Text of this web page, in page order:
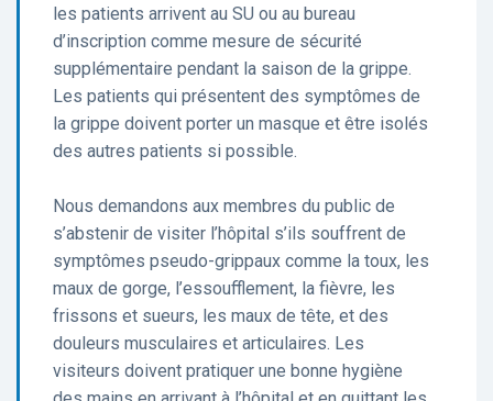
les patients arrivent au SU ou au bureau
d’inscription comme mesure de sécurité
supplémentaire pendant la saison de la grippe.
Les patients qui présentent des symptômes de
la grippe doivent porter un masque et être isolés
des autres patients si possible.
Nous demandons aux membres du public de
s’abstenir de visiter l’hôpital s’ils souffrent de
symptômes pseudo-grippaux comme la toux, les
maux de gorge, l’essoufflement, la fièvre, les
frissons et sueurs, les maux de tête, et des
douleurs musculaires et articulaires. Les
visiteurs doivent pratiquer une bonne hygiène